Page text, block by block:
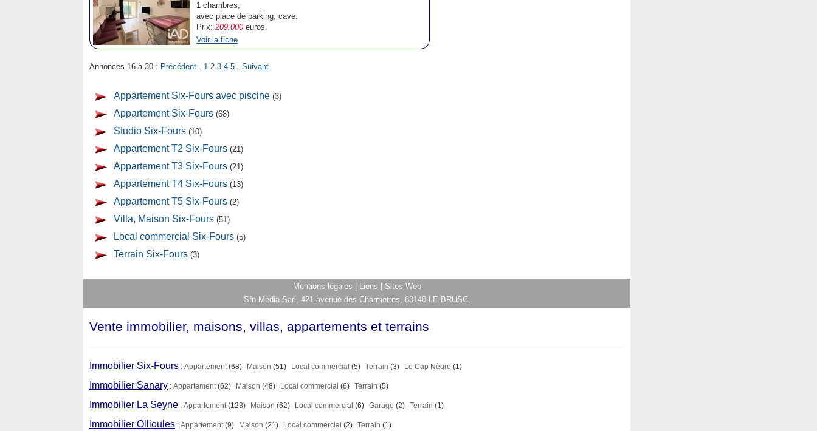
1 chambres,
avec place de parking, cave.
Prix: 209.000 euros.
Voir la fiche
Annonces 16 à 30 : Précédent - 1 2 3 4 5 - Suivant
Appartement Six-Fours avec piscine (3)
Appartement Six-Fours (68)
Studio Six-Fours (10)
Appartement T2 Six-Fours (21)
Appartement T3 Six-Fours (21)
Appartement T4 Six-Fours (13)
Appartement T5 Six-Fours (2)
Villa, Maison Six-Fours (51)
Local commercial Six-Fours (5)
Terrain Six-Fours (3)
Mentions légales Liens
Sites Web
Sfn Media Sarl, 421 avenue des Charmettes, 83140 LE BRUSC.
Vente immobilier, maisons, villas, appartements et terrains
Immobilier Six-Fours : Appartement(68) Maison (51) Local commercial (5) Terrain (3) Le Cap Nègre (1)
Immobilier Sanary : Appartement(62) Maison (48) Local commercial (6) Terrain (5)
Immobilier La Seyne : Appartement(123) Maison (62) Local commercial (6) Garage (2) Terrain (1)
Immobilier Ollioules : Appartement(9) Maison (21) Local commercial (2) Terrain (1)